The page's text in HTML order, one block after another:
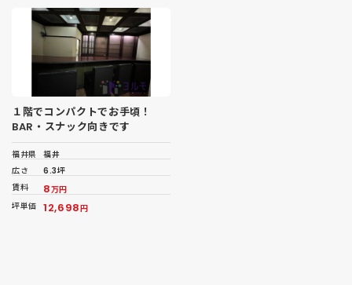
１階でコンパクトでお手頃！
BAR・スナック向きです
福井県
福井
広さ
6.3坪
賃料
8万円
坪単価 12,698円